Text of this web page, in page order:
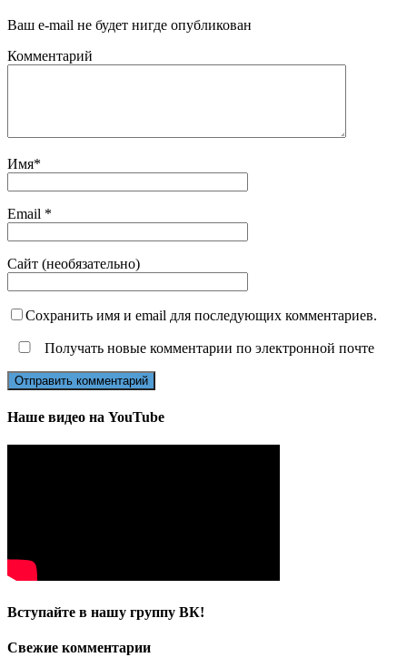
Ваш e-mail не будет нигде опубликован
Комментарий
Имя*
Email *
Сайт (необязательно)
Сохранить имя и email для последующих комментариев.
Получать новые комментарии по электронной почте
Наше видео на YouTube
Вступайте в нашу группу ВК!
Свежие комментарии